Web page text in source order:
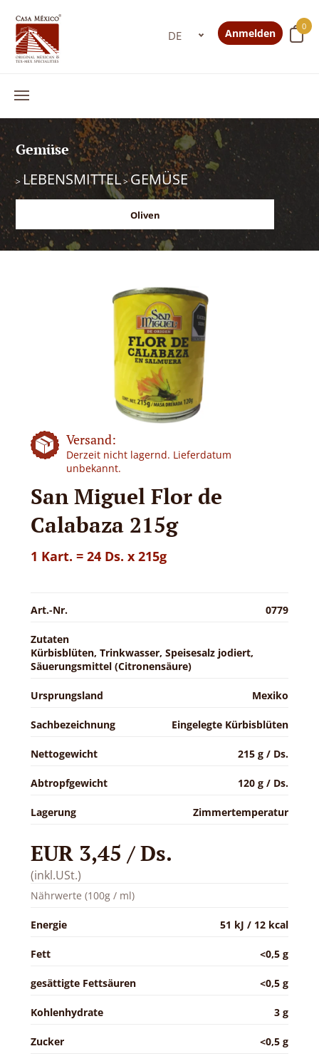
0
Anmelden
Gemüse
>LEBENSMITTEL>GEMÜSE
Oliven
Versand:
Derzeit nicht lagernd. Lieferdatum
unbekannt.
San Miguel Flor de
Calabaza 215g
1 Kart. = 24 Ds. x 215g
Art.-Nr. 0779
Zutaten
Kürbisblüten, Trinkwasser, Speisesalz jodiert,
Säuerungsmittel (Citronensäure)
Ursprungsland Mexiko
Sachbezeichnung Eingelegte Kürbisblüten
Nettogewicht 215 g / Ds.
Abtropfgewicht 120 g / Ds.
Lagerung Zimmertemperatur
EUR 3,45 / Ds.
(inkl.USt.)
Nährwerte (100g / ml)
Energie 51 kJ / 12 kcal
Fett <0,5 g
gesättigte Fettsäuren <0,5 g
Kohlenhydrate 3 g
Zucker <0,5 g